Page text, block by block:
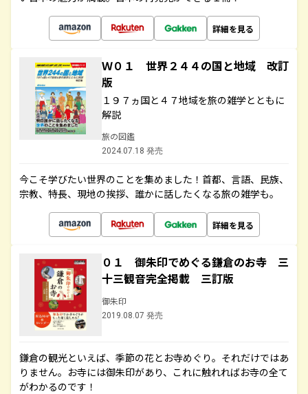
詳細を見る
Ｗ０１ 世界２４４の国と地域 改訂
版
１９７ヵ国と４７地域を旅の雑学とともに
解説
旅の図鑑
2024.07.18 発売
今こそ学びたい世界のことを集めました！首都、言語、民族、
宗教、特長、現地の挨拶、誰かに話したくなる旅の雑学も。
詳細を見る
０１ 御朱印でめぐる鎌倉のお寺 三
十三観音完全掲載 三訂版
御朱印
2019.08.07 発売
鎌倉の観光といえば、季節の花とお寺めぐり。それだけではあ
りません。お寺には御朱印があり、これに触れればお寺の全て
がわかるのです！